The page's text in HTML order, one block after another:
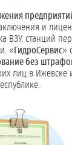
и
ВЗУ, станций
«ГидроСервис»
без
лиц в Ижевске